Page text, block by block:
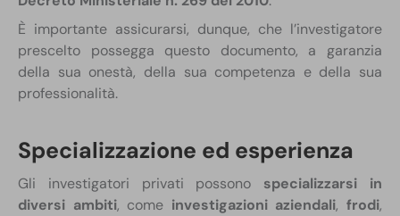
È importante assicurarsi, dunque, che l’investigatore
prescelto possegga questo documento, a garanzia
della sua onestà, della sua competenza e della sua
professionalità.
Specializzazione ed esperienza
Gli investigatori privati possono specializzarsi in
diversi ambiti, come investigazioni aziendali,frodi,